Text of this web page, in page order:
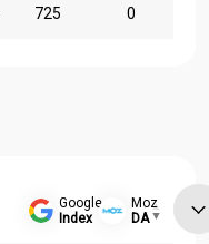
725 0
Google
Index
Moz
DA